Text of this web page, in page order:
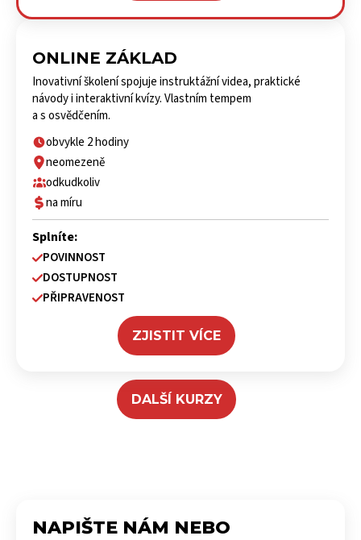
ONLINE ZÁKLAD
Inovativní školení spojuje instruktážní videa, praktické
návody i interaktivní kvízy. Vlastním tempem
a s osvědčením.
obvykle 2 hodiny
neomezeně
odkudkoliv
na míru
Splníte:
POVINNOST
DOSTUPNOST
PŘIPRAVENOST
ZJISTIT VÍCE
DALŠÍ KURZY
NAPIŠTE NÁM NEBO